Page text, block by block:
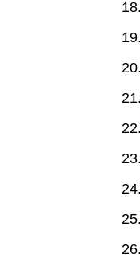
18.
19.
20.
21.
22.
23.
24.
25.
26.